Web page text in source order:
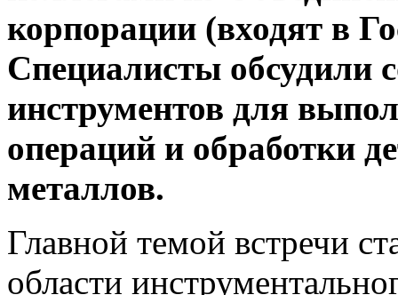
корпорации (входят в
Специалисты обсудили
инструментов для
операций и обработки
металлов.
Главной темой встречи
области